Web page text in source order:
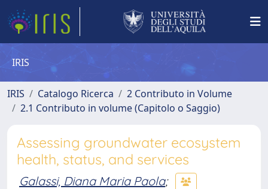
IRIS
IRIS Catalogo Ricerca
2 Contributo in Volume
2.1 Contributo in volume (Capitolo o Saggio)
Assessing groundwater ecosystem
health, status, and services
Galassi, Diana Maria Paola;